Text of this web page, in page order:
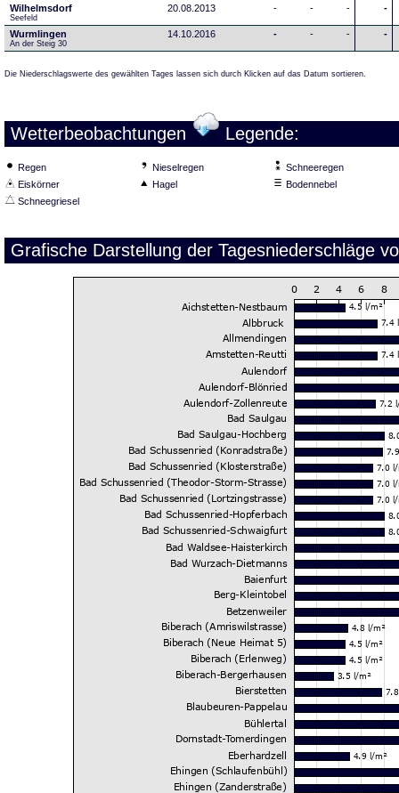
Wilhelmsdorf
Seefeld
20.08.2013 - - - -
Wurmlingen
An der Steig 30
14.10.2016 - - - -
Die Niederschlagswerte des gewählten Tages lassen sich durch Klicken auf das Datum sortieren.
Wetterbeobachtungen Legende:
Regen Nieselregen
Schneeregen
Eiskörner
Hagel
Bodennebel
Schneegriesel
Grafische Darstellung der Tagesniederschläge